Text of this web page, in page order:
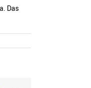
Das